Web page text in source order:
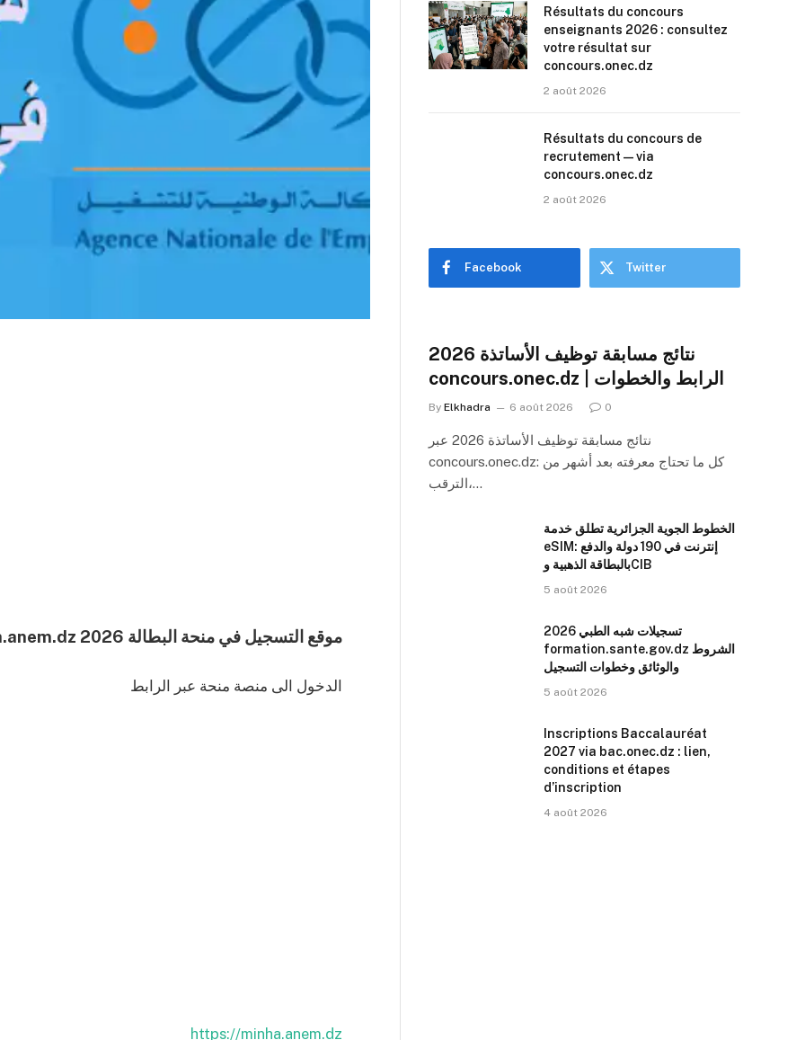
موقع التسجيل في منحة البطالة 2026 minha.anem.dz :
الدخول الى منصة منحة عبر الرابط
https://minha.anem.dz
Résultats du concours
enseignants 2026 : consultez
votre résultat sur
concours.onec.dz
2 août 2026
Résultats du concours de
recrutement — via
concours.onec.dz
2 août 2026
Facebook Twitter
نتائج مسابقة توظيف الأساتذة 2026
concours.onec.dz | الرابط والخطوات
By Elkhadra 6 août 2026 0
نتائج مسابقة توظيف الأساتذة 2026 عبر
concours.onec.dz: كل ما تحتاج معرفته بعد أشهر من
الترقب،…
الخطوط الجوية الجزائرية تطلق خدمة
eSIM: إنترنت في 190 دولة والدفع
بالبطاقة الذهبية وCIB
5 août 2026
تسجيلات شبه الطبي 2026
formation.sante.gov.dz الشروط
والوثائق وخطوات التسجيل
5 août 2026
Inscriptions Baccalauréat
2027 via bac.onec.dz : lien,
conditions et étapes
d’inscription
4 août 2026